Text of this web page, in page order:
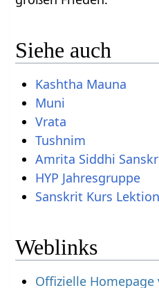
Siehe auch
Kashtha Mauna
Muni
Vrata
Tushnim
Amrita Siddhi
HYP Jahresgruppe
Sanskrit Kurs
Weblinks
Offizielle Homepage